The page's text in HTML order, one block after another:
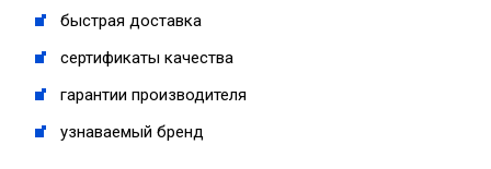
быстрая доставка
сертификаты качества
гарантии производителя
узнаваемый бренд